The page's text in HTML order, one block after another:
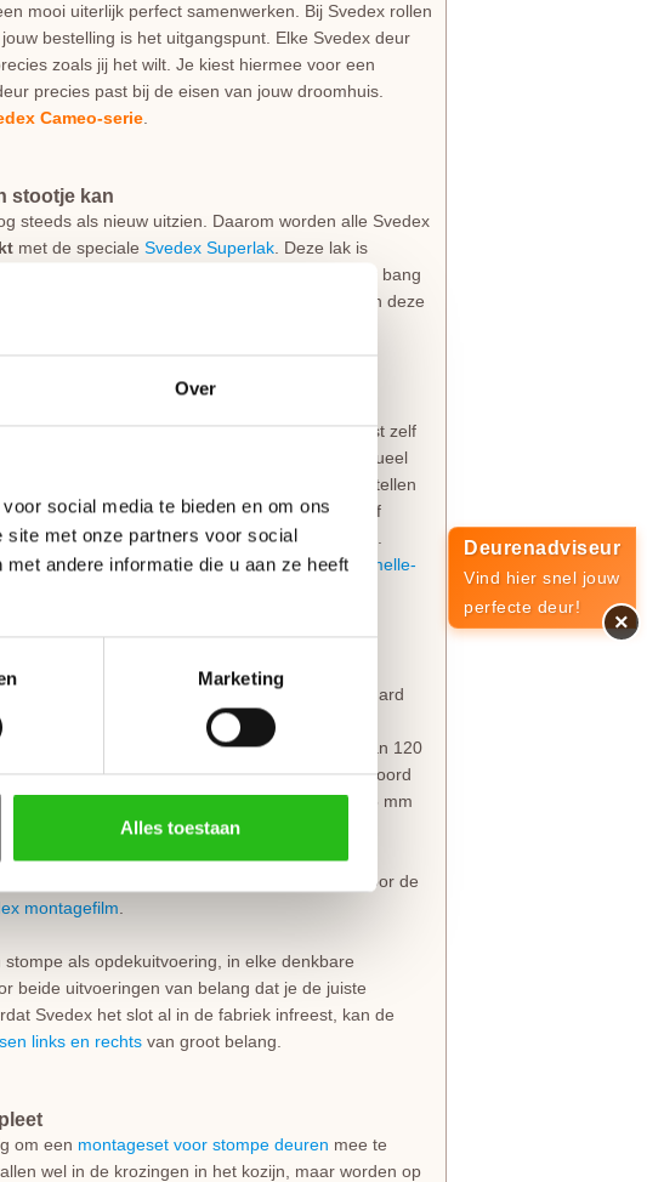
Over
social media te bieden en om ons
site met onze partners voor social
andere informatie die u aan ze heeft
Marketing
Alles toestaan
mooi uiterlijk perfect samenwerken. Bij Svedex rollen
bestelling is het uitgangspunt. Elke Svedex deur
zoals jij het wilt. Je kiest hiermee voor een
precies past bij de eisen van jouw droomhuis.
Cameo-serie
stootje kan
steeds als nieuw uitzien. Daarom worden alle Svedex
met de speciale Svedex Superlak . Deze lak is
een druk huishouden. Bovendien hoef je niet bang
zijn frisse uitstraling. Svedex is zo zeker van deze
inclusief gemonteerd insteekslot. Je kiest zelf
de juiste boringen voor de deurkruk en eventueel
mee te bestellen
nodig zijn om het deurbeslag zonder boren of
alleen nog maar in het kozijn te hangen.
direct degaten op de juiste hoogtevoor depaumelle-
39 mm en zijn uitgevoerd met hoogwaardig gehard
Svedex glassoorten
? Bekijk dan het
De zijstijlen hebben een breedte van 120
een hoogte van 140 mm. Het krukgat is geboord
deur. Het SvedexVLG09-profielis in totaal 45 mm
. Opdekdeuren zijn altijd voorzien van boringen voor de
montagefilm
als opdekuitvoering, in elke denkbare
beide uitvoeringen van belang dat je de juiste
Svedex het slot al in de fabriek infreest, kan de
links en rechts van groot belang.
om een montageset voor stompe deuren mee te
wel in de krozingen in het kozijn, maar worden op
Deurenadviseur
Vind hier snel jouw
perfecte deur!
×